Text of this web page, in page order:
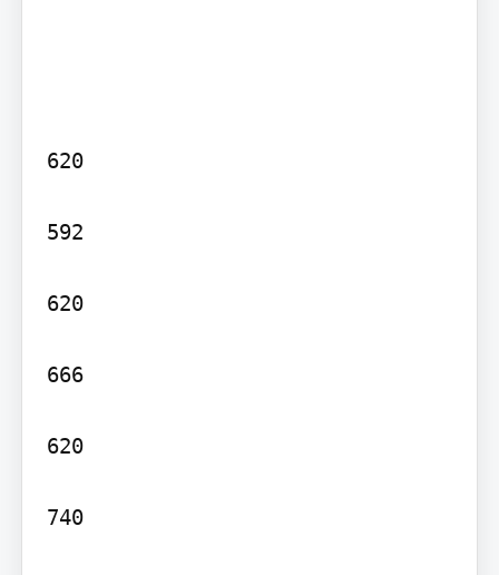
620
592
620
666
620
740